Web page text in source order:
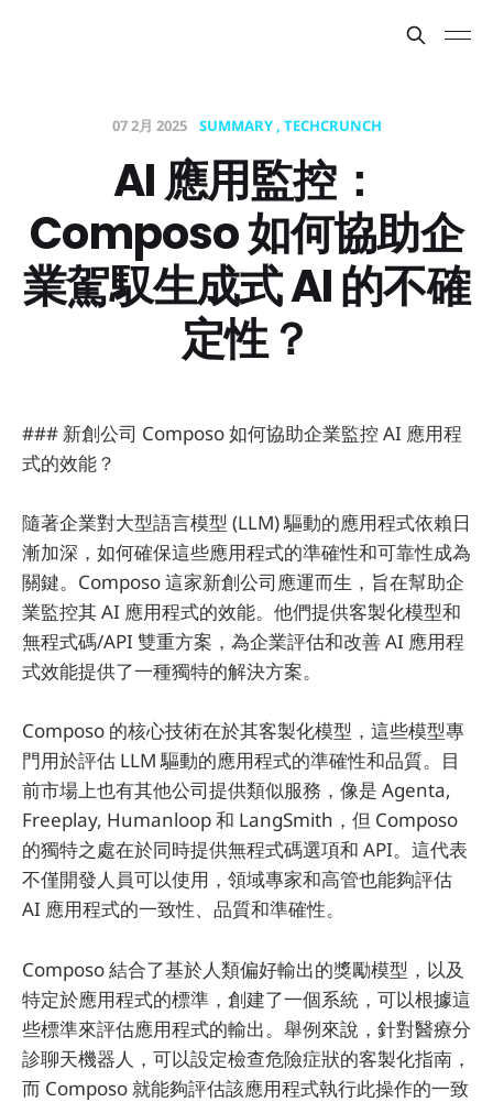
07 2月 2025 SUMMARY TECHCRUNCH
AI 應用監控：
Composo 如何協助企
業駕馭生成式 AI 的不確
定性？
### 新創公司 Composo 如何協助企業監控 AI 應用程
式的效能？
隨著企業對大型語言模型 (LLM) 驅動的應用程式依賴日
漸加深，如何確保這些應用程式的準確性和可靠性成為
關鍵。Composo 這家新創公司應運而生，旨在幫助企
業監控其 AI 應用程式的效能。他們提供客製化模型和
無程式碼/API 雙重方案，為企業評估和改善 AI 應用程
式效能提供了一種獨特的解決方案。
Composo 的核心技術在於其客製化模型，這些模型專
門用於評估 LLM 驅動的應用程式的準確性和品質。目
前市場上也有其他公司提供類似服務，像是 Agenta,
Freeplay, Humanloop 和 LangSmith，但 Composo
的獨特之處在於同時提供無程式碼選項和 API。這代表
不僅開發人員可以使用，領域專家和高管也能夠評估
AI 應用程式的一致性、品質和準確性。
Composo 結合了基於人類偏好輸出的獎勵模型，以及
特定於應用程式的標準，創建了一個系統，可以根據這
些標準來評估應用程式的輸出。舉例來說，針對醫療分
診聊天機器人，可以設定檢查危險症狀的客製化指南，
而 Composo 就能夠評估該應用程式執行此操作的一致